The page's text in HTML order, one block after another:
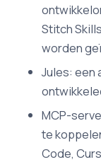
Stitch
worden
Jules: een
MCP-
te
Code,